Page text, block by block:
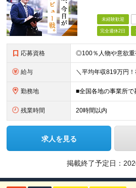
未経験歓迎
完全週休2日
応募資格
給与
勤務地
残業時間 20時間以内
求人を見る
掲載終了予定日：